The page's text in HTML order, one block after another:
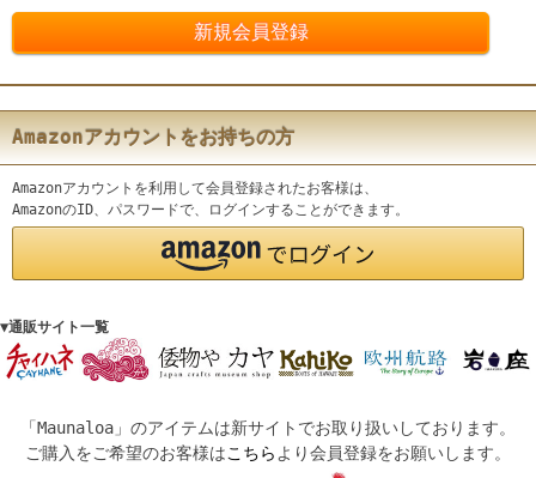
Amazonアカウントをお持ちの方
Amazonアカウントを利用して会員登録されたお客様は、
AmazonのID、パスワードで、ログインすることができます。
▼通販サイト一覧
「Maunaloa」のアイテムは新サイトでお取り扱いしております。
ご購入をご希望のお客様はこちら より会員登録をお願いします。